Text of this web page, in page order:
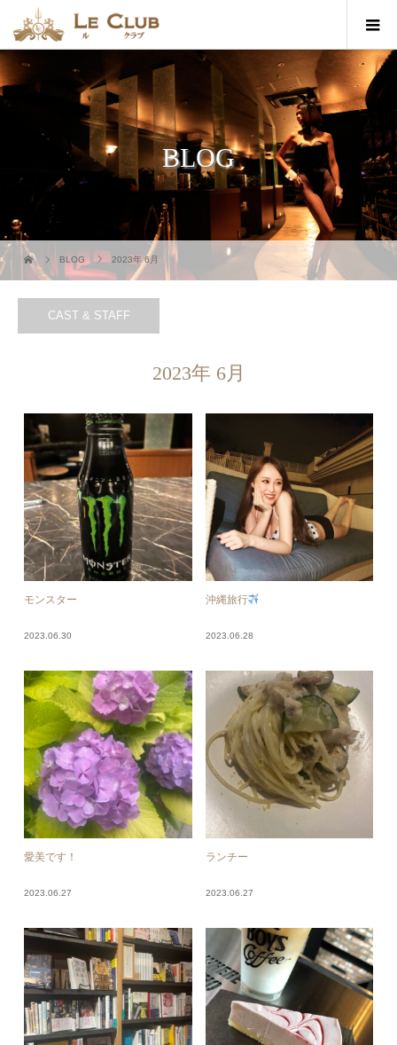
BLOG
BLOG 2023年 6月
CAST & STAFF
2023年 6月
モンスター
2023.06.30
沖縄旅行
2023.06.28
愛美です！
2023.06.27
ランチー
2023.06.27